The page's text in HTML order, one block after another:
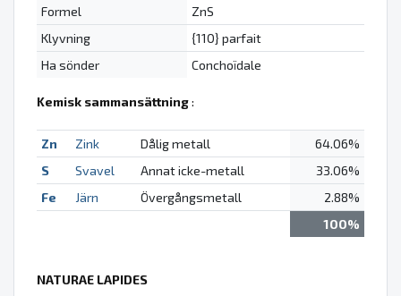
Formel
ZnS
Klyvning
{110} parfait
Ha sönder
Conchoïdale
Kemisk sammansättning:
Zn Zink Dålig metall
64.06%
S
Svavel Annat icke-metall
33.06%
Fe
Järn Övergångsmetall
2.88%
100%
NATURAE LAPIDES